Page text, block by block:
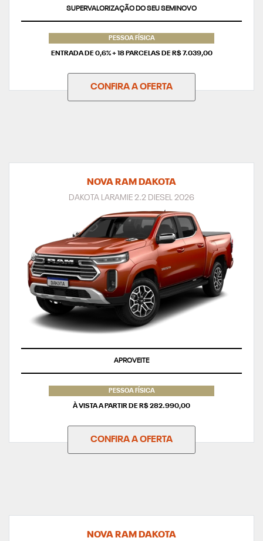
TAXA ZERO
PESSOA FÍSICA
ENTRADA DE 0,6% + 18 PARCELAS DE R$ 7.039,00
CONFIRA A OFERTA
NOVA RAM DAKOTA
DAKOTA LARAMIE 2.2 DIESEL 2026
APROVEITE
PESSOA FÍSICA
À VISTA A PARTIR DE R$ 282.990,00
CONFIRA A OFERTA
NOVA RAM DAKOTA